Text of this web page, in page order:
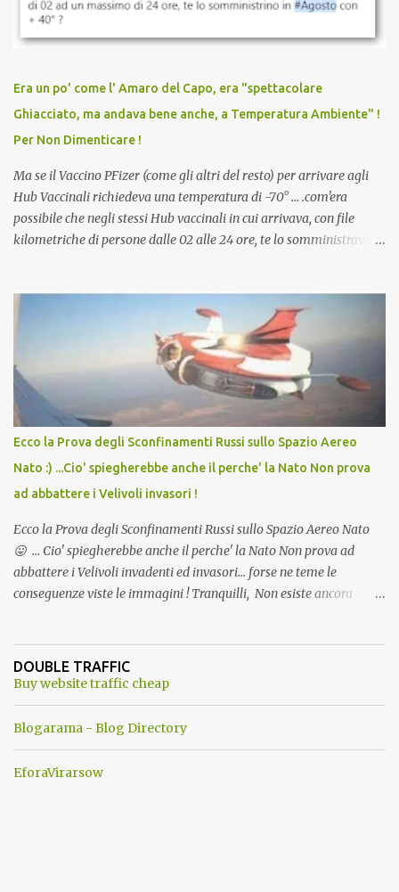
vaccinato, nessuno aveva prima cercato di farti sentire una
persona cattiva. Non avevamo mai visto un vaccino che minacci le
vaccino usato per minacciare i mezzi di sussistenza, il lavoro o la
scuola. Non avevamo mai visto un vaccino che permettesse a un
dodicenne di ignorare il consenso dei genitori. Dopo tutti i vaccini
che abbiamo elencato sopra...
Era un po' come l' Amaro del Capo, era "spettacolare
Ghiacciato, ma andava bene anche, a Temperatura Ambiente" !
Per Non Dimenticare !
Ma se il Vaccino PFizer (come gli altri del resto) per arrivare agli
Hub Vaccinali richiedeva una temperatura di -70° ... .com'era
possibile che negli stessi Hub vaccinali in cui arrivava, con file
kilometriche di persone dalle 02 alle 24 ore, te lo somministravano
Vaccino come: l' Amaro del Capo, era "spettacolare Ghiacciato, ma
andava bene anche, a Temperatura Ambiente"! Riproponiamo
l'articolo per NON Dimenticare!
Ecco la Prova degli Sconfinamenti Russi sullo Spazio Aereo
Nato :) ...Cio' spiegherebbe anche il perche' la Nato Non prova
ad abbattere i Velivoli invasori !
Ecco la Prova degli Sconfinamenti Russi sullo Spazio Aereo Nato
😛 ... Cio' spiegherebbe anche il perche' la Nato Non prova ad
abbattere i Velivoli invadenti ed invasori... forse ne teme le
conseguenze viste le immagini ! Tranquilli, Non esiste ancora
ancora una fantasia Nato o forse una "False Flag", per provocare
una guerra mondiale che difficilmente da menti sane, potrebbe
DOUBLE TRAFFIC
Buy website traffic cheap
Blogarama - Blog Directory
EforaVirarsow